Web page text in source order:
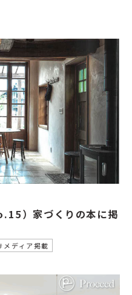
）家づくりの本に掲
メディア掲載